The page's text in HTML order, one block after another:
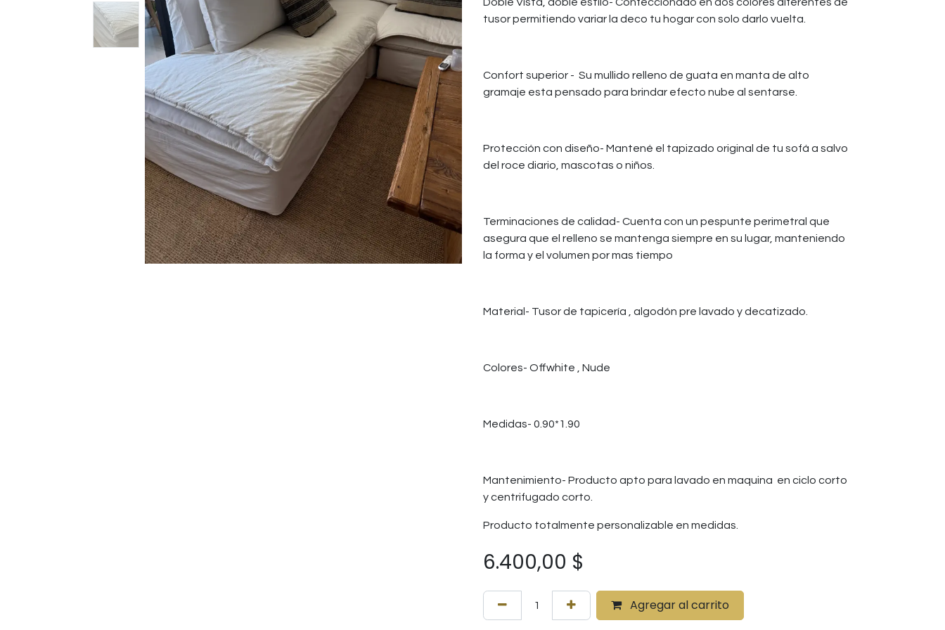
tusor permitiendo variar la deco tu hogar con solo darlo vuelta.
Confort superior - Su mullido relleno de guata en manta de alto
gramaje esta pensado para brindar efecto nube al sentarse.
Protección con diseño- Mantené el tapizado original de tu sofá a salvo
del roce diario, mascotas o niños.
Terminaciones de calidad- Cuenta con un pespunte perimetral que
asegura que el relleno se mantenga siempre en su lugar, manteniendo
la forma y el volumen por mas tiempo
Material- Tusor de tapicería , algodón pre lavado y decatizado.
Colores- Offwhite , Nude
Medidas- 0.90*1.90
Mantenimiento- Producto apto para lavado en maquina en ciclo corto
y centrifugado corto.
Producto totalmente personalizable en medidas.
6.400,00 $
Agregar al carrito